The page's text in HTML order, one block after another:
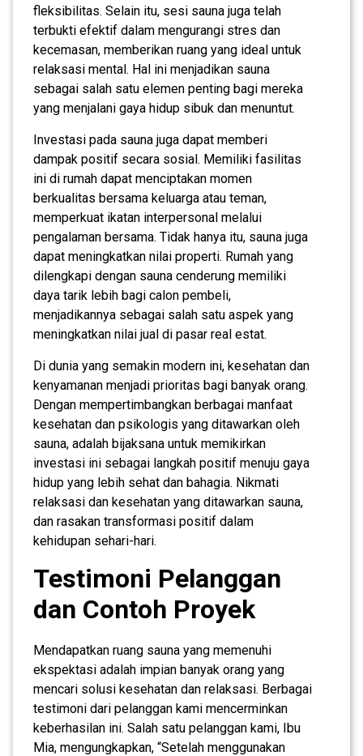
fleksibilitas. Selain itu, sesi sauna juga telah
terbukti efektif dalam mengurangi stres dan
kecemasan, memberikan ruang yang ideal untuk
relaksasi mental. Hal ini menjadikan sauna
sebagai salah satu elemen penting bagi mereka
yang menjalani gaya hidup sibuk dan menuntut.
Investasi pada sauna juga dapat memberi
dampak positif secara sosial. Memiliki fasilitas
ini di rumah dapat menciptakan momen
berkualitas bersama keluarga atau teman,
memperkuat ikatan interpersonal melalui
pengalaman bersama. Tidak hanya itu, sauna juga
dapat meningkatkan nilai properti. Rumah yang
dilengkapi dengan sauna cenderung memiliki
daya tarik lebih bagi calon pembeli,
menjadikannya sebagai salah satu aspek yang
meningkatkan nilai jual di pasar real estat.
Di dunia yang semakin modern ini, kesehatan dan
kenyamanan menjadi prioritas bagi banyak orang.
Dengan mempertimbangkan berbagai manfaat
kesehatan dan psikologis yang ditawarkan oleh
sauna, adalah bijaksana untuk memikirkan
investasi ini sebagai langkah positif menuju gaya
hidup yang lebih sehat dan bahagia. Nikmati
relaksasi dan kesehatan yang ditawarkan sauna,
dan rasakan transformasi positif dalam
kehidupan sehari-hari.
Testimoni Pelanggan
dan Contoh Proyek
Mendapatkan ruang sauna yang memenuhi
ekspektasi adalah impian banyak orang yang
mencari solusi kesehatan dan relaksasi. Berbagai
testimoni dari pelanggan kami mencerminkan
keberhasilan ini. Salah satu pelanggan kami, Ibu
Mia, mengungkapkan, “Setelah menggunakan